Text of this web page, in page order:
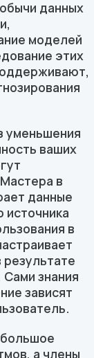
данных
моделей
этих
уменьшения
ваших
в
данные
источника
в
знания
зависят
а члены